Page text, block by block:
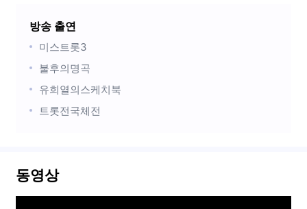
방송 출연
미스트롯3
불후의명곡
유희열의스케치북
트롯전국체전
동영상